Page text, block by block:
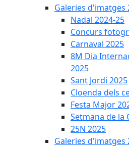
Galeries d'imatges
Nadal 2024-25
Concurs
Carnaval 2025
8M Dia
2025
Sant Jordi 2025
Cloenda dels
Festa Major
Setmana de la
25N 2025
Galeries d'imatges